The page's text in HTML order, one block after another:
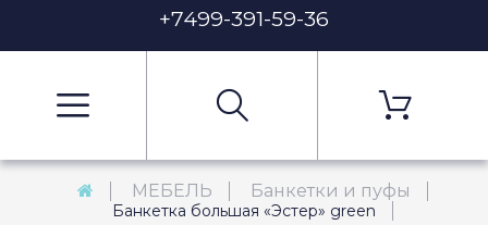
+7499-391-59-36
МЕБЕЛЬ Банкетки и пуфы
Банкетка большая «Эстер» green